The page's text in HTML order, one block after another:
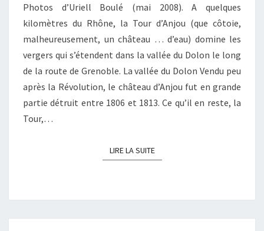
Photos d’Uriell Boulé (mai 2008). A quelques
kilomètres du Rhône, la Tour d’Anjou (que côtoie,
malheureusement, un château … d’eau) domine les
vergers qui s’étendent dans la vallée du Dolon le long
de la route de Grenoble. La vallée du Dolon Vendu peu
après la Révolution, le château d’Anjou fut en grande
partie détruit entre 1806 et 1813. Ce qu’il en reste, la
Tour,…
LIRE LA SUITELIRE LA SUITE